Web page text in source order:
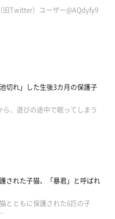
日中鬼ごっこ日向ぼっ
家を買う。日々曲を書
ご飯の〆切にも追われ
を語った書籍
旧Twitter）ユーザー@AQdyfy9
切れ」した生後3カ月の保護子
ら、遊びの途中で眠ってしまう
された子猫、「暴君」と呼ばれ
とともに保護された6匹の子